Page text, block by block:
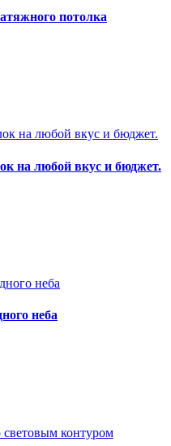
потолка
на любой вкус и бюджет.
неба